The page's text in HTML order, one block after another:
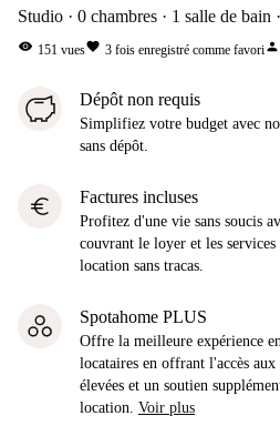
Studio 0 chambres 1 salle de bain
visibility 151 vuesfavorite 3 fois enregistré comme favoriperson
Dépôt non requis
Simplifiez votre budget avec
sans dépôt.
euro Factures incluses
Profitez d'une vie sans soucis
couvrant le loyer et les
location sans tracas.
Spotahome PLUS
Offre la meilleure expérience
locataires en offrant l'accès
élevées et un soutien
location. Voir plus